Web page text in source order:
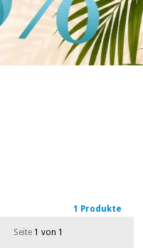
1 Produkte
Seite1 von 1